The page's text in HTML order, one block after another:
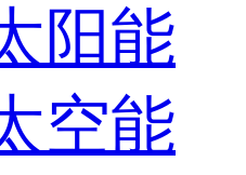
阳能
空能